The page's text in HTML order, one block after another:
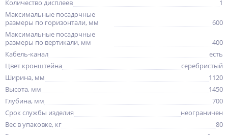
Количество дисплеев
1
Максимальные посадочные
размеры по горизонтали, мм
600
Максимальные посадочные
размеры по вертикали, мм
400
Кабель-канал
есть
Цвет кронштейна
серебристый
Ширина, мм
1120
Высота, мм
1450
Глубина, мм
700
Срок службы изделия
неограничен
Вес в упаковке, кг
80